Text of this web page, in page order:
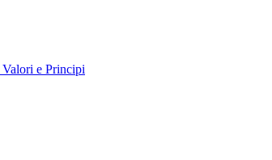
Valori e Principi